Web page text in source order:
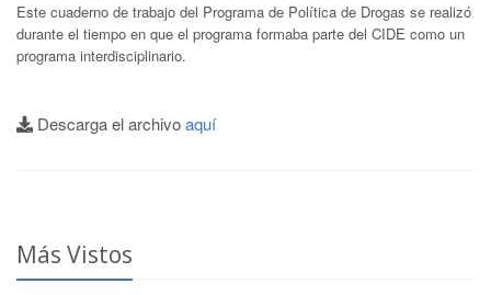
Este cuaderno de trabajo del Programa de Política de Drogas se realizó
durante el tiempo en que el programa formaba parte del CIDE como un
programa interdisciplinario.
Descarga el archivoaquí
Más Vistos